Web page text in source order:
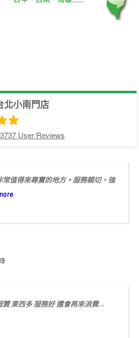
北小南門店
3737 User Reviews
常值得來尋寶的地方。服務親切，強
贊 東西多 服務好 還會再來消費...